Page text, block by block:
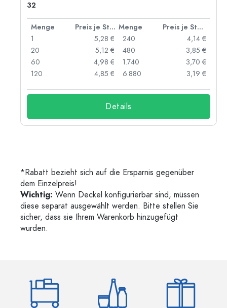
32
Menge Preis je Stück Menge
Preis je Stück
1
5,28 €
20
5,12 €
60
4,98 €
120
4,85 €
240
4,14 €
480
3,85 €
1.740
3,70 €
6.880
3,19 €
Details
*Rabatt bezieht sich auf die Ersparnis gegenüber
dem Einzelpreis!
Wichtig: Wenn Deckel konfigurierbar sind, müssen
diese separat ausgewählt werden. Bitte stellen Sie
sicher, dass sie Ihrem Warenkorb hinzugefügt
wurden.